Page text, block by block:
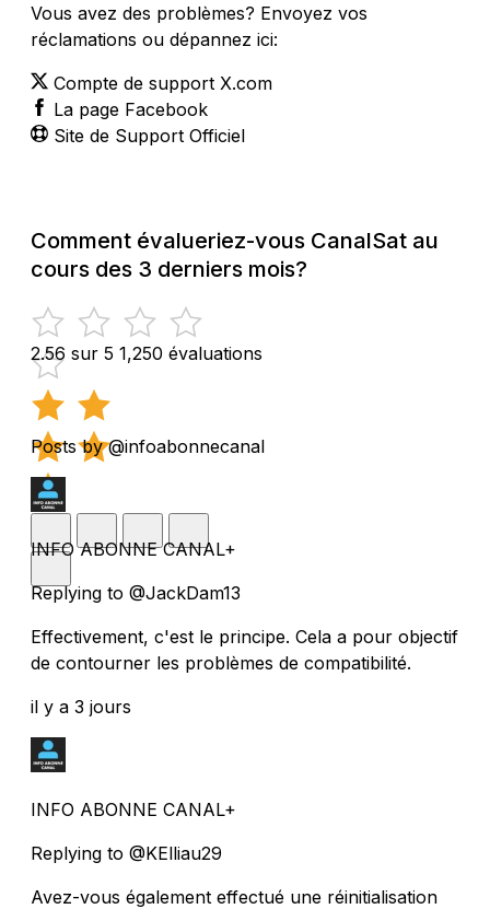
Vous avez des problèmes? Envoyez vos
réclamations ou dépannez ici:
Compte de support X.com
La page Facebook
Site de Support Officiel
Comment évalueriez-vous CanalSat au
cours des 3 derniers mois?
2.56 sur 5 1,250 évaluations
Posts by @infoabonnecanal
INFO ABONNE CANAL+
Replying to @JackDam13
Effectivement, c'est le principe. Cela a pour objectif
de contourner les problèmes de compatibilité.
il y a 3 jours
INFO ABONNE CANAL+
Replying to @KElliau29
Avez-vous également effectué une réinitialisation